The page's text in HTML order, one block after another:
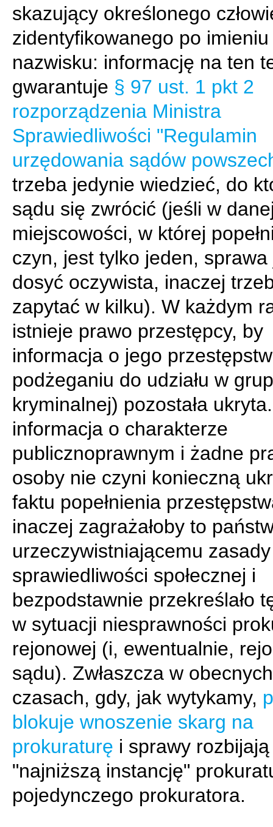
skazujący określonego
zidentyfikowanego po imieniu
nazwisku: informację na ten
gwarantuje § 97 ust. 1 pkt 2
rozporządzenia Ministra
Sprawiedliwości "Regulamin
urzędowania sądów
trzeba jedynie wiedzieć, do
sądu się zwrócić (jeśli w
miejscowości, w której
czyn, jest tylko jeden, sprawa
dosyć oczywista, inaczej
zapytać w kilku). W każdym
istnieje prawo przestępcy, by
informacja o jego
podżeganiu do udziału w
kryminalnej) pozostała
informacja o charakterze
publicznoprawnym i żadne
osoby nie czyni konieczną
faktu popełnienia
inaczej zagrażałoby to
urzeczywistniającemu zasady
sprawiedliwości społecznej i
bezpodstawnie przekreślało
w sytuacji niesprawności
rejonowej (i, ewentualnie,
sądu). Zwłaszcza w obecnych
czasach, gdy, jak wytykamy,
blokuje wnoszenie skarg na
prokuraturę i sprawy
"najniższą instancję"
pojedynczego prokuratora.